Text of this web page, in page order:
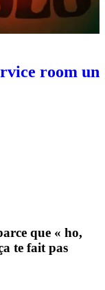
room un
que « ho,
te fait pas